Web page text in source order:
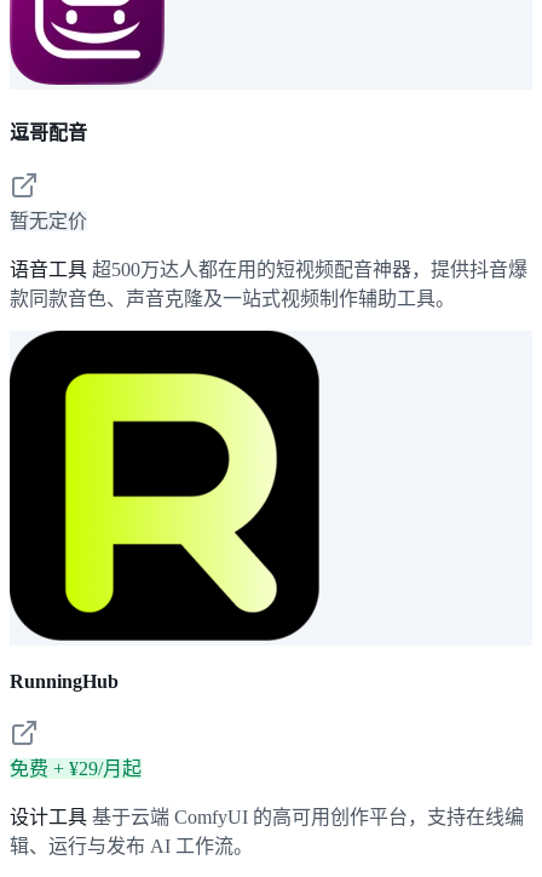
逗哥配音
暂无定价
语音工具 超500万达人都在用的短视频配音神器，提供抖音爆
款同款音色、声音克隆及一站式视频制作辅助工具。
RunningHub
免费 + ¥29/月起
设计工具 基于云端 ComfyUI 的高可用创作平台，支持在线编
辑、运行与发布 AI 工作流。